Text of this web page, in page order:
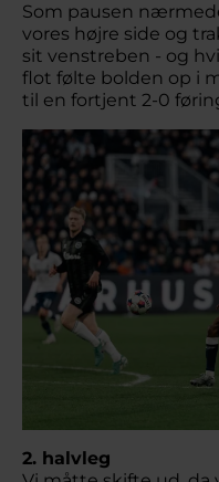
Som pausen
vores højre side og
sit venstreben - og
flot følte bolden op i
til en fortjent 2-0
2. halvleg